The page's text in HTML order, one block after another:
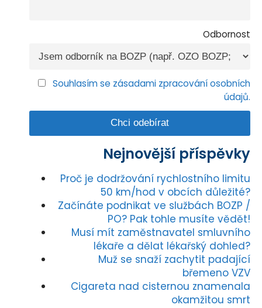
Odbornost
Souhlasím se zásadami zpracování osobních
údajů.
Nejnovější příspěvky
Proč je dodržování rychlostního limitu
50 km/hod v obcích důležité?
Začínáte podnikat ve službách BOZP /
PO? Pak tohle musíte vědět!
Musí mít zaměstnavatel smluvního
lékaře a dělat lékařský dohled?
Muž se snaží zachytit padající
břemeno VZV
Cigareta nad cisternou znamenala
okamžitou smrt